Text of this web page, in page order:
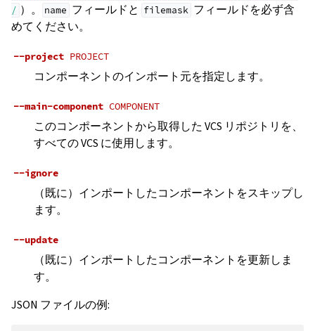
/ ）。 name フィールドと filemask フィールドを必ず含
めてください。
--project PROJECT
コンポーネントのインポート元を指定します。
--main-component COMPONENT
このコンポーネントから取得した VCS リポジトリを、
すべての VCS に使用します。
--ignore
（既に）インポートしたコンポーネントをスキップし
ます。
--update
（既に）インポートしたコンポーネントを更新しま
す。
JSON ファイルの例: